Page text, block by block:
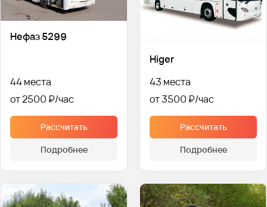
Нефаз 5299
44 места
от 2500 ₽
Рассчитать
Подробнее
Higer
43 места
от 3500 ₽
Рассчитать
Подробнее